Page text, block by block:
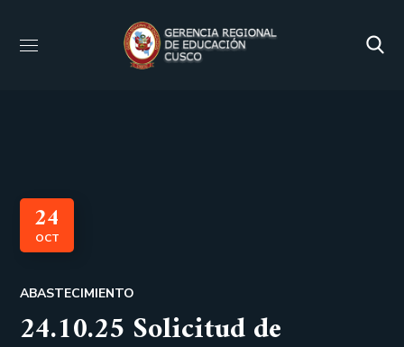
24
OCT
ABASTECIMIENTO
24.10.25 Solicitud de